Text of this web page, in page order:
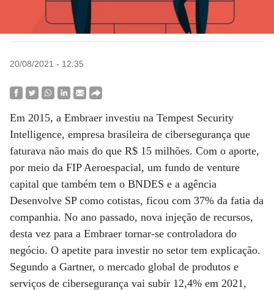
20/08/2021 - 12:35
Em 2015, a Embraer investiu na Tempest Security
Intelligence, empresa brasileira de cibersegurança que
faturava não mais do que R$ 15 milhões. Com o aporte,
por meio da FIP Aeroespacial, um fundo de venture
capital que também tem o BNDES e a agência
Desenvolve SP como cotistas, ficou com 37% da fatia da
companhia. No ano passado, nova injeção de recursos,
desta vez para a Embraer tornar-se controladora do
negócio. O apetite para investir no setor tem explicação.
Segundo a Gartner, o mercado global de produtos e
serviços de cibersegurança vai subir 12,4% em 2021,